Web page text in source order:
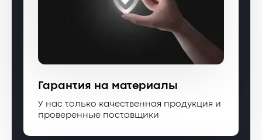
Гарантия на материалы
У нас только качественная продукция и
проверенные поставщики